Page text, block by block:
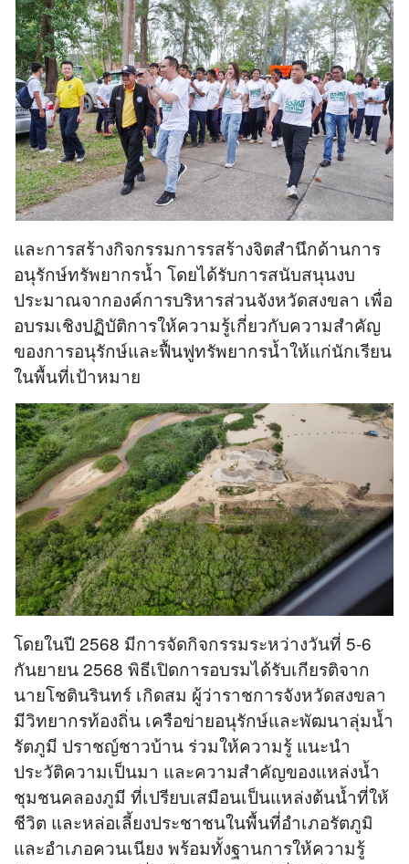
และการสร้างกิจกรรมการรสร้างจิตสำนึกด้านการ
อนุรักษ์ทรัพยากรน้ำ โดยได้รับการสนับสนุนงบ
ประมาณจากองค์การบริหารส่วนจังหวัดสงขลา เพื่อ
อบรมเชิงปฏิบัติการให้ความรู้เกี่ยวกับความสำคัญ
ของการอนุรักษ์และฟื้นฟูทรัพยากรน้ำให้แก่นักเรียน
ในพื้นที่เป้าหมาย
โดยในปี 2568 มีการจัดกิจกรรมระหว่างวันที่ 5-6
กันยายน 2568 พิธีเปิดการอบรมได้รับเกียรติจาก
นายโชตินรินทร์ เกิดสม ผู้ว่าราชการจังหวัดสงขลา
มีวิทยากรท้องถิ่น เครือข่ายอนุรักษ์และพัฒนาลุ่มน้ำ
รัตภูมี ปราชญ์ชาวบ้าน ร่วมให้ความรู้ แนะนำ
ประวัติความเป็นมา และความสำคัญของแหล่งน้ำ
ชุมชนคลองภูมี ที่เปรียบเสมือนเป็นแหล่งต้นน้ำที่ให้
ชีวิต และหล่อเลี้ยงประชาชนในพื้นที่อำเภอรัตภูมิ
และอำเภอควนเนียง พร้อมทั้งฐานการให้ความรู้